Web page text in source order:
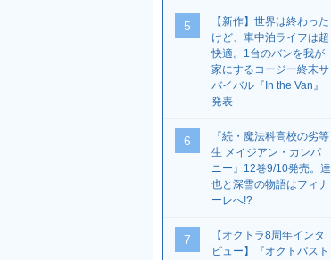
5
【新作】世界は終わった
けど、車中泊ライフは超
快適。1台のバンを我が
家にするコージー終末サ
バイバル『In the Van』
発表
6
『続・魔法科高校の劣等
生 メイジアン・カンパ
ニー』12巻9/10発売。達
也と深雪の物語はフィナ
ーレへ!?
7
【オクトラ8周年インタ
ビュー】『オクトパスト